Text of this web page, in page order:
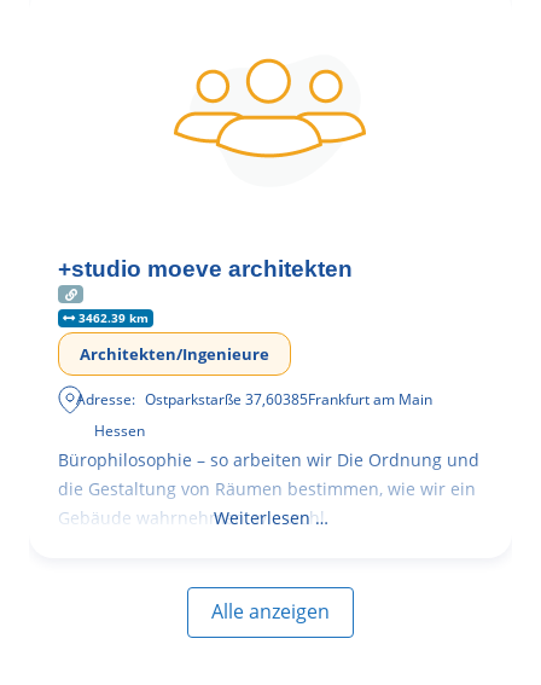
+studio moeve architekten
3462.39 km
Architekten/Ingenieure
Adresse: Ostparkstarße 37,60385Frankfurt am Main
Hessen
Bürophilosophie – so arbeiten wir Die Ordnung und
die Gestaltung von Räumen bestimmen, wie wir ein
Gebäude wahrnehmen, wie wohl
Weiterlesen …
Alle anzeigen